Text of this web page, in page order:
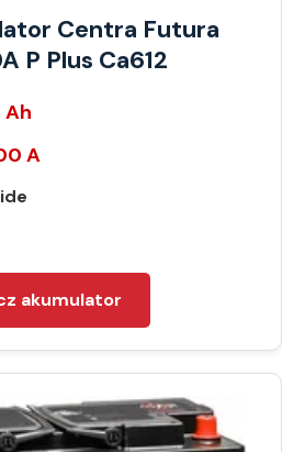
Centra Futura
P Plus Ca612
Ah
A
akumulator